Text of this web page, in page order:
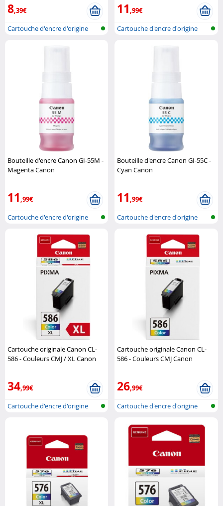
8,39€
Cartouche d'encre d'origine
11,99€
Cartouche d'encre d'origine
Bouteille d'encre Canon GI-55M -
Magenta Canon
11,99€
Cartouche d'encre d'origine
Bouteille d'encre Canon GI-55C -
Cyan Canon
11,99€
Cartouche d'encre d'origine
Cartouche originale Canon CL-
586 - Couleurs CMJ / XL Canon
34,99€
Cartouche d'encre d'origine
Cartouche originale Canon CL-
586 - Couleurs CMJ Canon
26,99€
Cartouche d'encre d'origine